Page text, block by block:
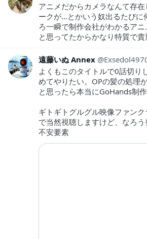
アニメだからカメラなんて存
ークが…とかいう奴出るたびに
ろ一瞬で制作会社がわかるア
と思ってたからかなり特質で貴
遠藤いぬ Annex
よくもこのタイトルで0話切り
めてやりたい。OPの髪の処理
と思ったら本当にGoHands制
ギトギトグルグル映像ファン
で当然視聴しますけど、なろ
不安要素